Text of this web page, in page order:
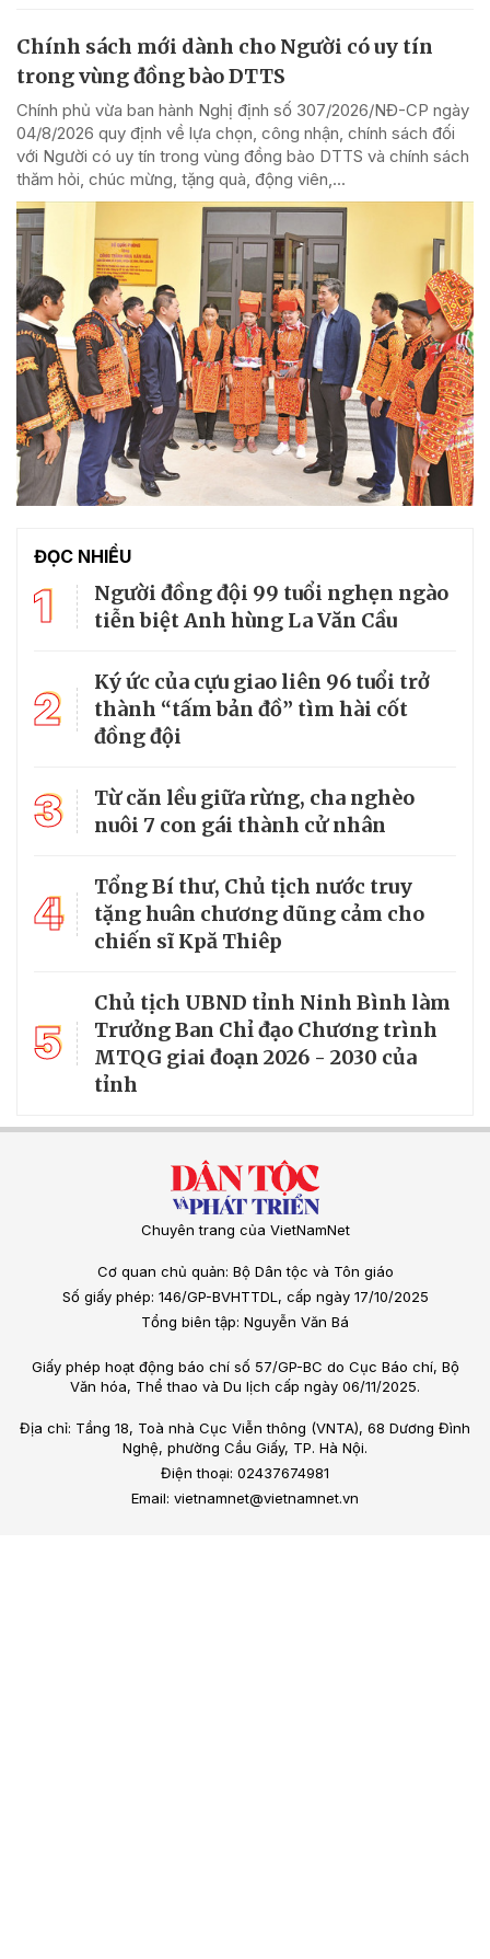
Chính sách mới dành cho Người có uy tín
trong vùng đồng bào DTTS
Chính phủ vừa ban hành Nghị định số 307/2026/NĐ-CP ngày
04/8/2026 quy định về lựa chọn, công nhận, chính sách đối
với Người có uy tín trong vùng đồng bào DTTS và chính sách
thăm hỏi, chúc mừng, tặng quà, động viên,...
ĐỌC NHIỀU
1
Người đồng đội 99 tuổi nghẹn ngào
tiễn biệt Anh hùng La Văn Cầu
2
Ký ức của cựu giao liên 96 tuổi trở
thành “tấm bản đồ” tìm hài cốt
đồng đội
3
Từ căn lều giữa rừng, cha nghèo
nuôi 7 con gái thành cử nhân
4
Tổng Bí thư, Chủ tịch nước truy
tặng huân chương dũng cảm cho
chiến sĩ Kpă Thiêp
5
Chủ tịch UBND tỉnh Ninh Bình làm
Trưởng Ban Chỉ đạo Chương trình
MTQG giai đoạn 2026 - 2030 của
tỉnh
Chuyên trang của VietNamNet
Cơ quan chủ quản: Bộ Dân tộc và Tôn giáo
Số giấy phép: 146/GP-BVHTTDL, cấp ngày 17/10/2025
Tổng biên tập: Nguyễn Văn Bá
Giấy phép hoạt động báo chí số 57/GP-BC do Cục Báo chí, Bộ
Văn hóa, Thể thao và Du lịch cấp ngày 06/11/2025.
Địa chỉ: Tầng 18, Toà nhà Cục Viễn thông (VNTA), 68 Dương Đình
Nghệ, phường Cầu Giấy, TP. Hà Nội.
Điện thoại: 02437674981
Email: vietnamnet@vietnamnet.vn